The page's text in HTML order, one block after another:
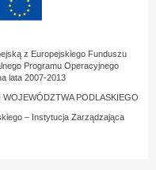
z Europejskiego Funduszu
Programu Operacyjnego
lata 2007-2013
PODLASKIEGO
– Instytucja Zarządzająca